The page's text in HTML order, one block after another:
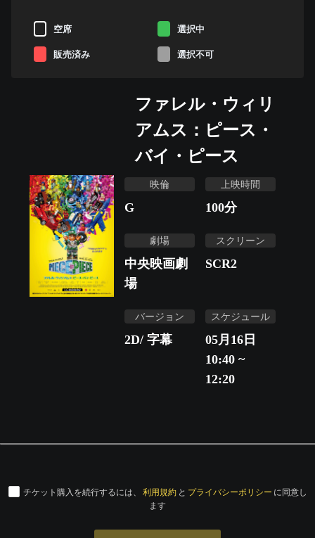
空席 選択中
販売済み 選択不可
ファレル・ウィリ
アムス：ピース・
バイ・ピース
映倫
G
上映時間
100分
劇場
中央映画劇
場
スクリーン
SCR2
バージョン
2D/ 字幕
スケジュール
05月16日
10:40 ~
12:20
チケット購入を続行するには、 利用規約 と プライバシーポリシー に同意し
ます